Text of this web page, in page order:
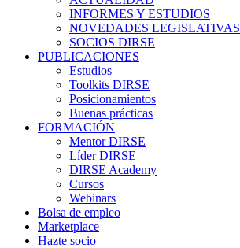
INFORMES Y ESTUDIOS
NOVEDADES LEGISLATIVAS
SOCIOS DIRSE
PUBLICACIONES
Estudios
Toolkits DIRSE
Posicionamientos
Buenas prácticas
FORMACIÓN
Mentor DIRSE
Líder DIRSE
DIRSE Academy
Cursos
Webinars
Bolsa de empleo
Marketplace
Hazte socio